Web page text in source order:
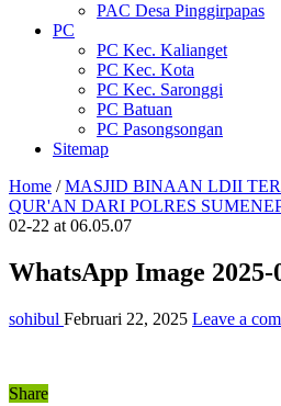
PAC Desa Pinggirpapas
PC
PC Kec. Kalianget
PC Kec. Kota
PC Kec. Saronggi
PC Batuan
PC Pasongsongan
Sitemap
Home / MASJID BINAAN LDII
QUR'AN DARI POLRES
02-22 at 06.05.07
WhatsApp Image 2025-
sohibul Februari 22, 2025 Leave a
Share